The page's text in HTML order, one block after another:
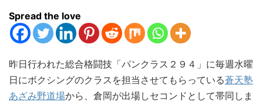
Spread the love
昨日行われた総合格闘技「パンクラス２９４」に毎週水曜
日にボクシングのクラスを担当させてもらっている蒼天塾
あざみ野道場から、倉岡が出場しセコンドとして帯同しま